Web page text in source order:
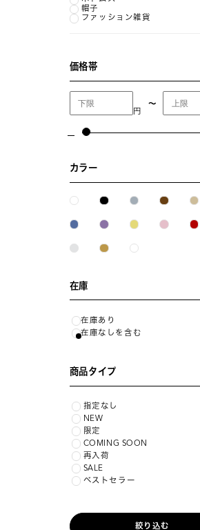
帽子
ファッション雑貨
価格帯
円
〜
カラー
在庫
在庫あり
在庫なしを含む
商品タイプ
指定なし
NEW
限定
COMING SOON
再入荷
SALE
ベストセラー
絞り込む